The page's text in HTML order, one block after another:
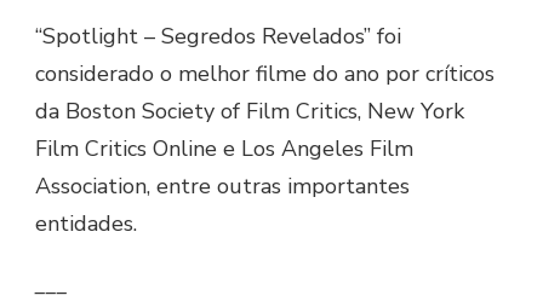
“Spotlight – Segredos Revelados” foi
considerado o melhor filme do ano por críticos
da Boston Society of Film Critics, New York
Film Critics Online e Los Angeles Film
Association, entre outras importantes
entidades.
___